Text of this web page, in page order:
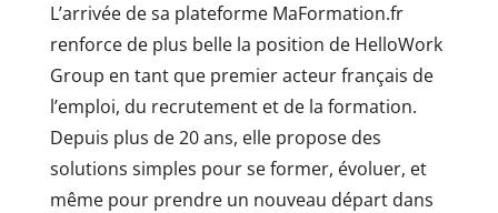
L’arrivée de sa plateforme MaFormation.fr
renforce de plus belle la position de HelloWork
Group en tant que premier acteur français de
l’emploi, du recrutement et de la formation.
Depuis plus de 20 ans, elle propose des
solutions simples pour se former, évoluer, et
même pour prendre un nouveau départ dans